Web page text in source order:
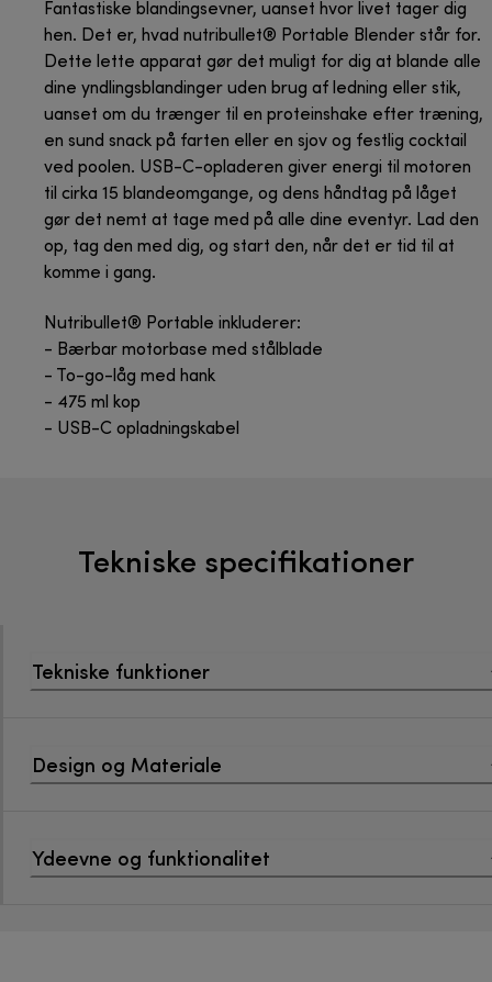
Fantastiske blandingsevner, uanset hvor livet tager dig
hen. Det er, hvad nutribullet® Portable Blender står for.
Dette lette apparat gør det muligt for dig at blande alle
dine yndlingsblandinger uden brug af ledning eller stik,
uanset om du trænger til en proteinshake efter træning,
en sund snack på farten eller en sjov og festlig cocktail
ved poolen. USB-C-opladeren giver energi til motoren
til cirka 15 blandeomgange, og dens håndtag på låget
gør det nemt at tage med på alle dine eventyr. Lad den
op, tag den med dig, og start den, når det er tid til at
komme i gang.
Nutribullet® Portable inkluderer:
- Bærbar motorbase med stålblade
- To-go-låg med hank
- 475 ml kop
- USB-C opladningskabel
Tekniske specifikationer
Tekniske funktioner
Design og Materiale
Ydeevne og funktionalitet